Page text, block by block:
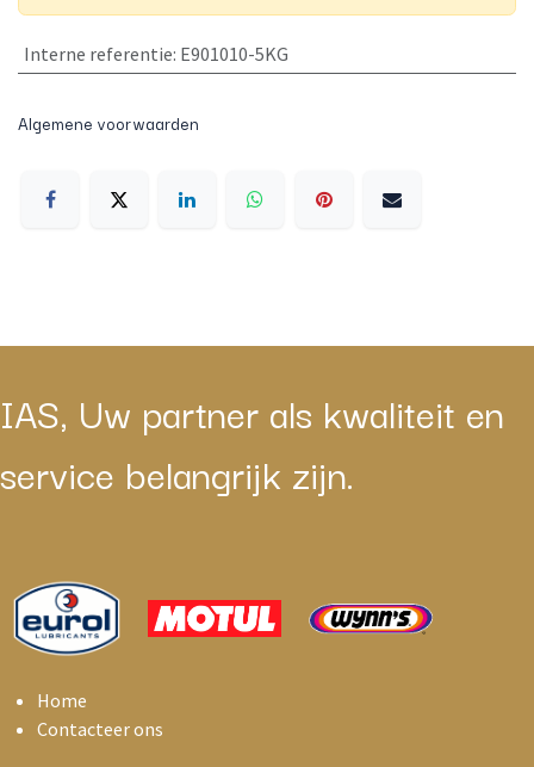
Interne referentie: E901010-5KG
Algemene voorwaarden
IAS, Uw partner als kwaliteit en
service belangrijk zijn.
Home
Contacteer ons